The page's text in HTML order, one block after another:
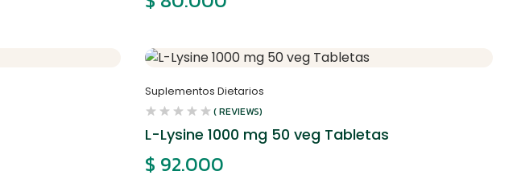
Suplementos Dietarios
( REVIEWS)
L-Lysine 1000 mg 50 veg Tabletas
$ 92.000